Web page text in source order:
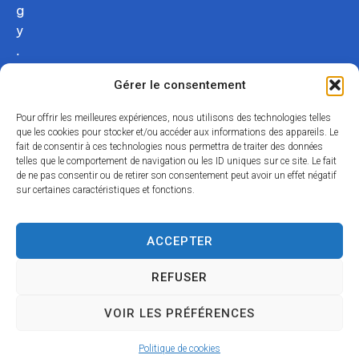
Gérer le consentement
Pour offrir les meilleures expériences, nous utilisons des technologies telles
que les cookies pour stocker et/ou accéder aux informations des appareils. Le
fait de consentir à ces technologies nous permettra de traiter des données
telles que le comportement de navigation ou les ID uniques sur ce site. Le fait
de ne pas consentir ou de retirer son consentement peut avoir un effet négatif
sur certaines caractéristiques et fonctions.
ACCEPTER
REFUSER
VOIR LES PRÉFÉRENCES
Politique de cookies
g
y
.
m
02
54
75
12
contacter
ConfidDonnées
es
Plan
site
© 2024